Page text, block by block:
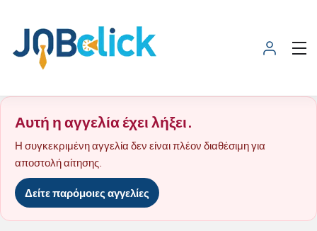
Αυτή η αγγελία έχει λήξει.
Η συγκεκριμένη αγγελία δεν είναι πλέον διαθέσιμη για
αποστολή αίτησης.
Δείτε παρόμοιες αγγελίες